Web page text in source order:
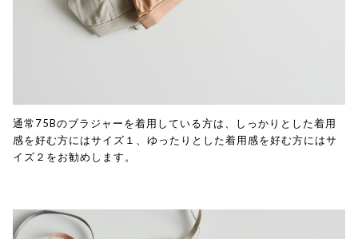
通常75Bのブラジャーを着用している方は、しっかりとした着用
感を好む方にはサイズ１、ゆったりとした着用感を好む方にはサ
イズ２をお勧めします。